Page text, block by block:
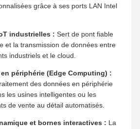
grâce à ses ports LAN Intel
industrielles : Sert de pont fiable
et la transmission de données entre
industriels et le cloud.
périphérie (Edge Computing) :
des données en périphérie
les usines intelligentes ou les
de vente au détail automatisés.
et bornes interactives : La